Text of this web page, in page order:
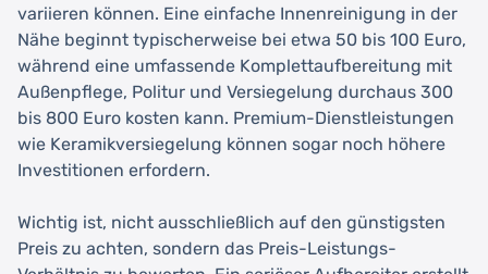
variieren können. Eine einfache Innenreinigung in der
Nähe beginnt typischerweise bei etwa 50 bis 100 Euro,
während eine umfassende Komplettaufbereitung mit
Außenpflege, Politur und Versiegelung durchaus 300
bis 800 Euro kosten kann. Premium-Dienstleistungen
wie Keramikversiegelung können sogar noch höhere
Investitionen erfordern.
Wichtig ist, nicht ausschließlich auf den günstigsten
Preis zu achten, sondern das Preis-Leistungs-